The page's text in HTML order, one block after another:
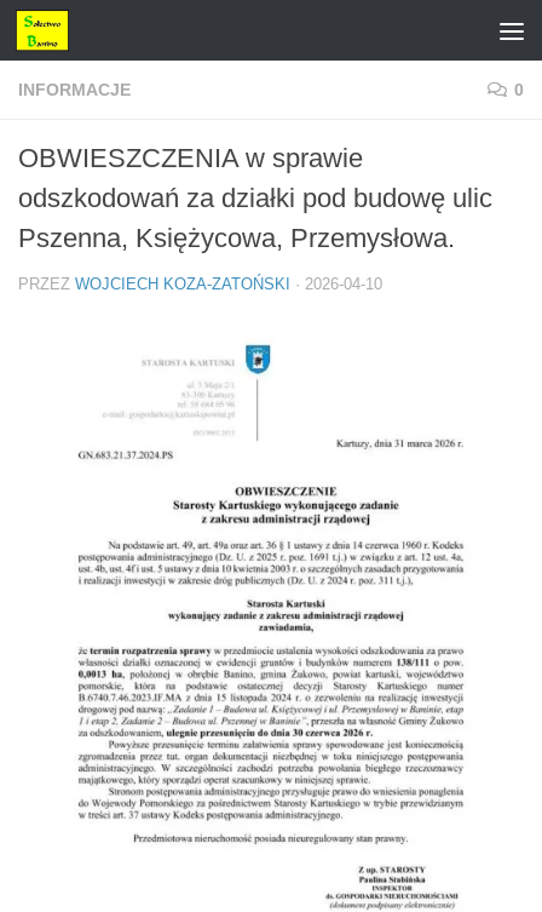
Przejdź do treści
INFORMACJE 0
OBWIESZCZENIA w sprawie
odszkodowań za działki pod budowę ulic
Pszenna, Księżycowa, Przemysłowa.
PRZEZ WOJCIECH KOZA-ZATOŃSKI · 2026-04-10